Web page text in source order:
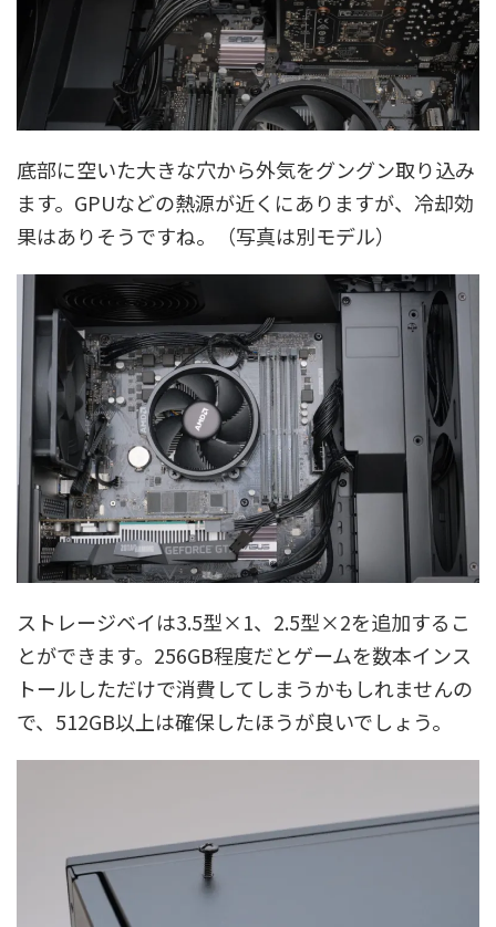
底部に空いた大きな穴から外気をグングン取り込み
ます。GPUなどの熱源が近くにありますが、冷却効
果はありそうですね。（写真は別モデル）
ストレージベイは3.5型×1、2.5型×2を追加するこ
とができます。256GB程度だとゲームを数本インス
トールしただけで消費してしまうかもしれませんの
で、512GB以上は確保したほうが良いでしょう。